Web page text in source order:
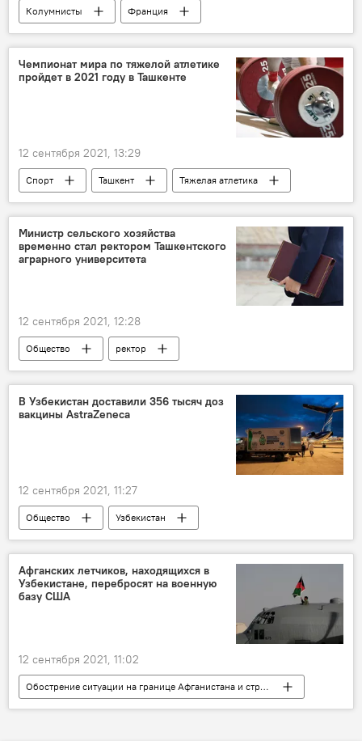
Колумнисты
Франция
Эммануэль Макрон
Коронавирус COVID-19
Чемпионат мира по тяжелой атлетике
пройдет в 2021 году в Ташкенте
12 сентября 2021, 13:29
Спорт Ташкент
Тяжелая атлетика
чемпионат
Министр сельского хозяйства
временно стал ректором Ташкентского
аграрного университета
12 сентября 2021, 12:28
Общество
ректор
Ташкентский государственный аграрный университет
министр
Министерство сельского хозяйства Узбекистана
В Узбекистан доставили 356 тысяч доз
вакцины AstraZeneca
12 сентября 2021, 11:27
Общество
Узбекистан
Министерство здравоохранения Узбекистана
вакцина AstraZeneca
Вакцинация от COVID-19 в Узбекистане
Афганских летчиков, находящихся в
Узбекистане, перебросят на военную
базу США
12 сентября 2021, 11:02
Обострение ситуации на границе Афганистана и стран ЦА
Узбекистан
Афганистан
эвакуация